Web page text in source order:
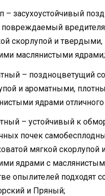
– засухоустойчивый
скорлупой и
маслянистыми ядрами;
– поздноцветущий
и ароматными,
ядрами отличного
– устойчивый к
почек
мягкой скорлупой
ядрами с
опылителей подходят
и Пряный;